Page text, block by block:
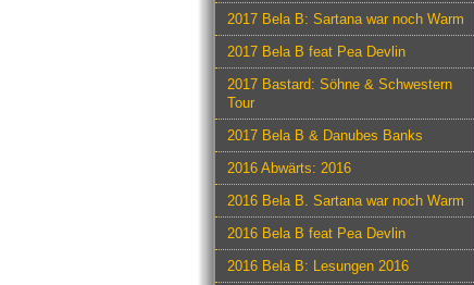
2017 Bela B: Sartana war noch Warm
2017 Bela B feat Pea Devlin
2017 Bastard: Söhne & Schwestern
Tour
2017 Bela B & Danubes Banks
2016 Abwärts: 2016
2016 Bela B. Sartana war noch Warm
2016 Bela B feat Pea Devlin
2016 Bela B: Lesungen 2016